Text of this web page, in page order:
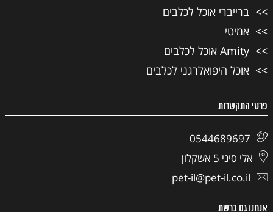
ברייברי אוכל לכלבים
אמיטי
Amity אוכל לכלבים
אוכל היפואלרגני לכלבים
פרטי התקשרות
0544689697
אלי סיני 5 אשקלון
pet-il@pet-il.co.il
אנחנו גם ברשת